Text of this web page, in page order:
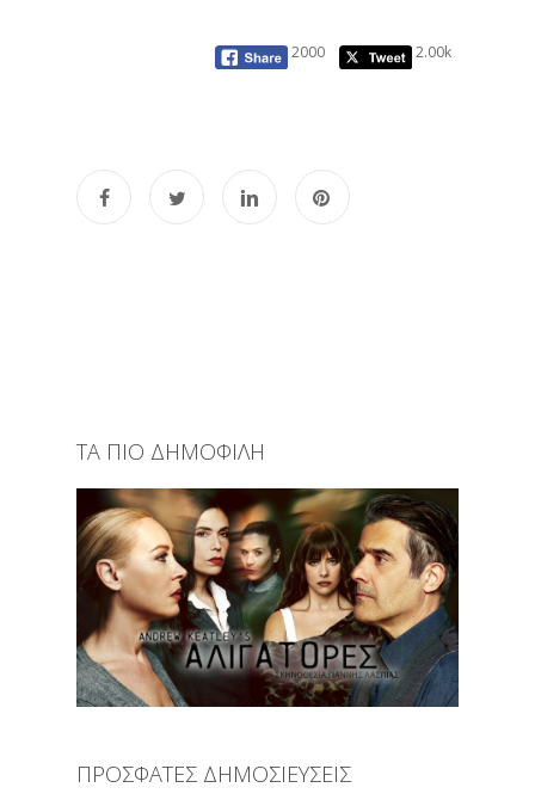
2000 2.00k
ΤΑ ΠΙΟ ΔΗΜΟΦΙΛΗ
ΠΡΟΣΦΑΤΕΣ ΔΗΜΟΣΙΕΥΣΕΙΣ